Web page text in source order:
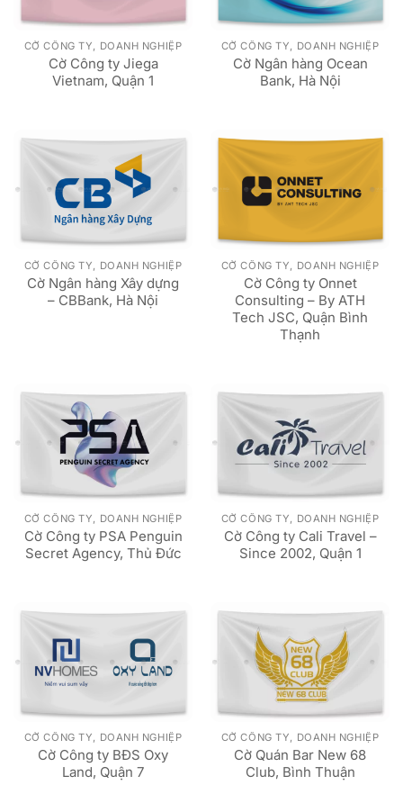
CỜ CÔNG TY, DOANH NGHIỆP
Cờ Công ty Jiega
Vietnam, Quận 1
CỜ CÔNG TY, DOANH NGHIỆP
Cờ Ngân hàng Ocean
Bank, Hà Nội
CỜ CÔNG TY, DOANH NGHIỆP
Cờ Ngân hàng Xây dựng
– CBBank, Hà Nội
CỜ CÔNG TY, DOANH NGHIỆP
Cờ Công ty Onnet
Consulting – By ATH
Tech JSC, Quận Bình
Thạnh
CỜ CÔNG TY, DOANH NGHIỆP
Cờ Công ty PSA Penguin
Secret Agency, Thủ Đức
CỜ CÔNG TY, DOANH NGHIỆP
Cờ Công ty Cali Travel –
Since 2002, Quận 1
CỜ CÔNG TY, DOANH NGHIỆP
Cờ Công ty BĐS Oxy
Land, Quận 7
CỜ CÔNG TY, DOANH NGHIỆP
Cờ Quán Bar New 68
Club, Bình Thuận